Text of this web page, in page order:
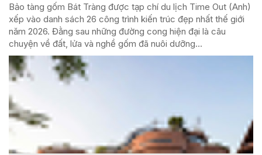
Bảo tàng gốm Bát Tràng được tạp chí du lịch Time Out (Anh)
xếp vào danh sách 26 công trình kiến trúc đẹp nhất thế giới
năm 2026. Đằng sau những đường cong hiện đại là câu
chuyện về đất, lửa và nghề gốm đã nuôi dưỡng...